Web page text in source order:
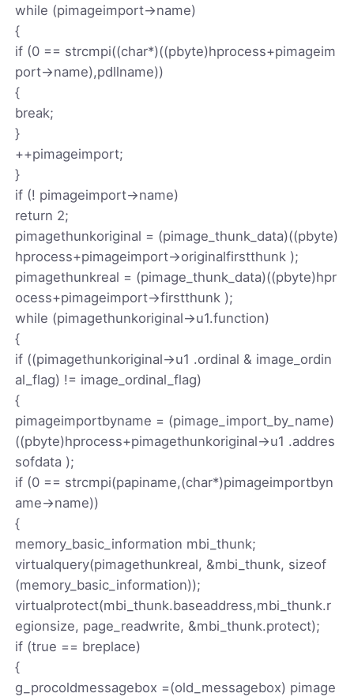
while (pimageimport->name)
{
if (0 == strcmpi((char*)((pbyte)hprocess+pimageim
port->name),pdllname))
{
break;
}
++pimageimport;
}
if (! pimageimport->name)
return 2;
pimagethunkoriginal = (pimage_thunk_data)((pbyte)
hprocess+pimageimport->originalfirstthunk );
pimagethunkreal = (pimage_thunk_data)((pbyte)hpr
ocess+pimageimport->firstthunk );
while (pimagethunkoriginal->u1.function)
{
if ((pimagethunkoriginal->u1 .ordinal & image_ordin
al_flag) != image_ordinal_flag)
{
pimageimportbyname = (pimage_import_by_name)
((pbyte)hprocess+pimagethunkoriginal->u1 .addres
sofdata );
if (0 == strcmpi(papiname,(char*)pimageimportbyn
ame->name))
{
memory_basic_information mbi_thunk;
virtualquery(pimagethunkreal, &mbi_thunk, sizeof
(memory_basic_information));
virtualprotect(mbi_thunk.baseaddress,mbi_thunk.r
egionsize, page_readwrite, &mbi_thunk.protect);
if (true == breplace)
{
g_procoldmessagebox =(old_messagebox) pimage